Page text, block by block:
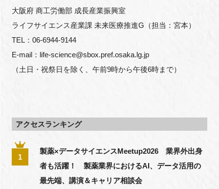
大阪府 商工労働部 成長産業振興室
ライフサイエンス産業課 未来医療推進G（担当：宮本）
TEL：06-6944-9144
E-mail：life-science@sbox.pref.osaka.lg.jp
（土日・祝祭日を除く、午前9時から午後6時まで）
アクセスランキング
1
製薬×データサイエンスMeetup2026 業界外出身
者も活躍！ 製薬業界におけるAI、データ活用の
最先端、講演＆キャリア相談会